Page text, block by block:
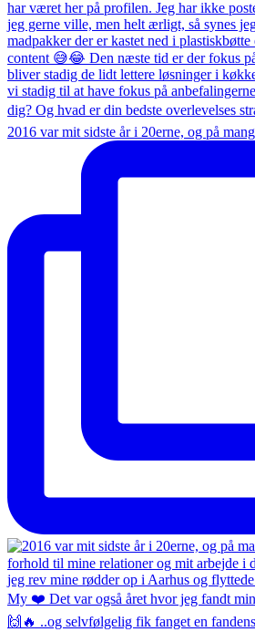
2016 var mit sidste år i 20erne, og på